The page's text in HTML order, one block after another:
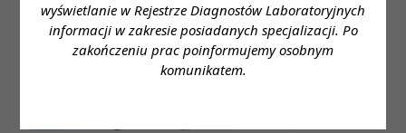
wyświetlanie w Rejestrze Diagnostów Laboratoryjnych
informacji w zakresie posiadanych specjalizacji. Po
zakończeniu prac poinformujemy osobnym
komunikatem.